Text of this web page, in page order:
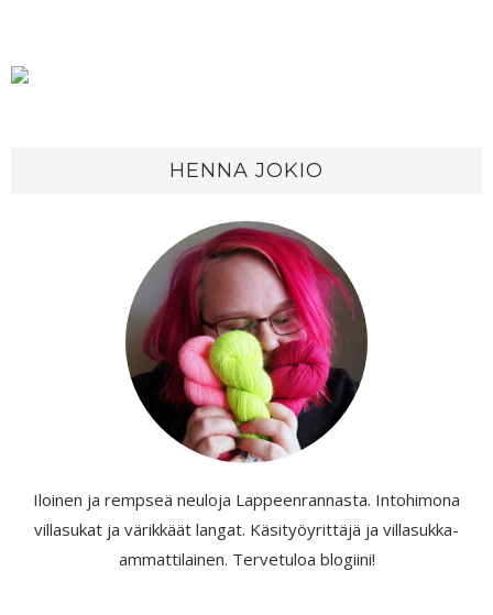
HENNA JOKIO
Iloinen ja rempseä neuloja Lappeenrannasta. Intohimona
villasukat ja värikkäät langat. Käsityöyrittäjä ja villasukka-
ammattilainen. Tervetuloa blogiini!